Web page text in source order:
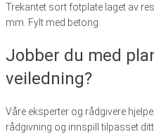
Trekantet sort fotplate laget av
mm. Fylt med betong.
Jobber du med
veiledning?
Våre eksperter og rådgivere
rådgivning og innspill tilpasset